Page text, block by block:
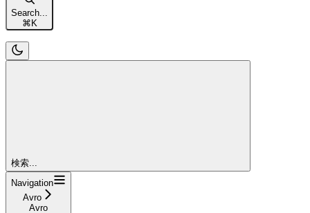
Search...
⌘K
検索...
Navigation
Avro
Avro